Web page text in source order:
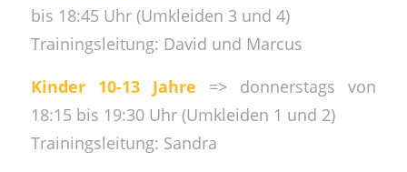
bis 18:45 Uhr (Umkleiden 3 und 4)
Trainingsleitung: David und Marcus
Kinder 10-13 Jahre => donnerstags von
18:15 bis 19:30 Uhr (Umkleiden 1 und 2)
Trainingsleitung: Sandra